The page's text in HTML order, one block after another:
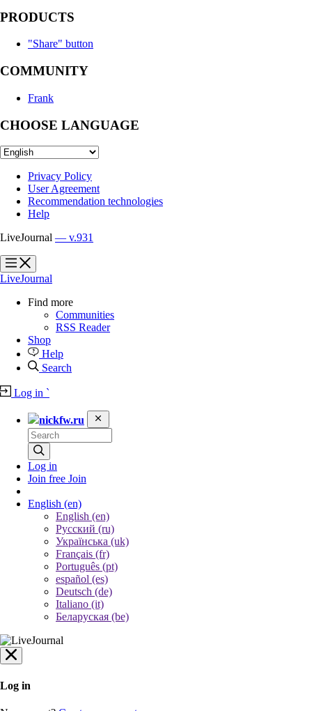
PRODUCTS
"Share" button
COMMUNITY
Frank
CHOOSE LANGUAGE
Privacy Policy
User Agreement
Recommendation technologies
Help
LiveJournal — v.931
?
?
LiveJournal
Find more
Communities
RSS Reader
Shop
Help
Search
Log in `
nickfw.ru
Log in
Join free Join
English (en)
English (en)
Русский (ru)
Українська (uk)
Français (fr)
Português (pt)
español (es)
Deutsch (de)
Italiano (it)
Беларуская (be)
Log in